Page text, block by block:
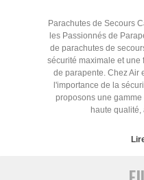
Parachutes de Secours
les Passionnés de
de parachutes de
sécurité maximale et une
de parapente. Chez Air
l'importance de la
proposons une
haute qualité,